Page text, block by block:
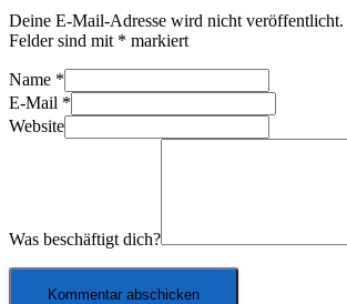
Deine E-Mail-Adresse wird nicht veröffentlicht.
Felder sind mit * markiert
Name *
E-Mail *
Website
Was beschäftigt dich?